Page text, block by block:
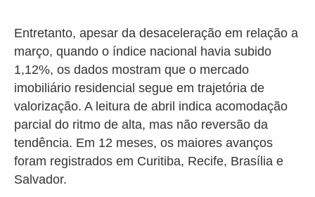
Entretanto, apesar da desaceleração em relação a
março, quando o índice nacional havia subido
1,12%, os dados mostram que o mercado
imobiliário residencial segue em trajetória de
valorização. A leitura de abril indica acomodação
parcial do ritmo de alta, mas não reversão da
tendência. Em 12 meses, os maiores avanços
foram registrados em Curitiba, Recife, Brasília e
Salvador.